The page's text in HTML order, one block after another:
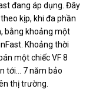
đang áp dụng . Đây
kịp, khi đa phần
bằng khoảng một
Khoảng thời
một chiếc VF 8
tới… 7 năm bảo
thị trường.